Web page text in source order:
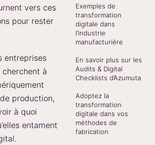
vers ces
pour rester
entreprises
à
production,
à quoi
entament
Exemples de
transformation
digitale dans
l’industrie
manufacturière
En savoir plus sur les
Audits & Digital
Checklists d’Azumuta
Adoptez la
transformation
digitale dans vos
méthodes de
fabrication